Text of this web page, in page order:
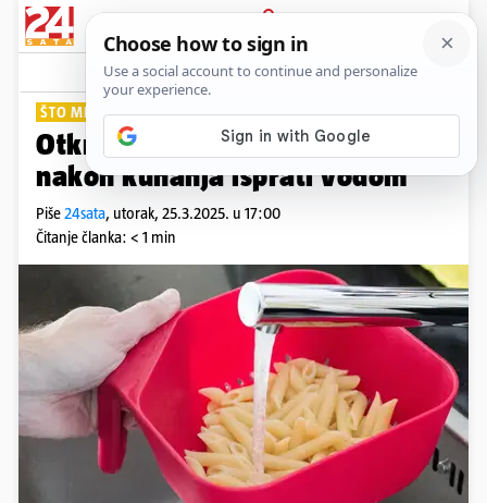
PRIJAVA
Lifestyle Komentari
ŠTO MISLITE?
Otkrivamo treba li tjesteninu
nakon kuhanja isprati vodom
Piše24sata, utorak, 25.3.2025. u 17:00
Čitanje članka: < 1 min